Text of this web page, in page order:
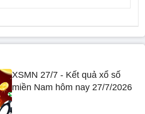
XSMN 27/7 - Kết quả xổ số
miền Nam hôm nay 27/7/2026